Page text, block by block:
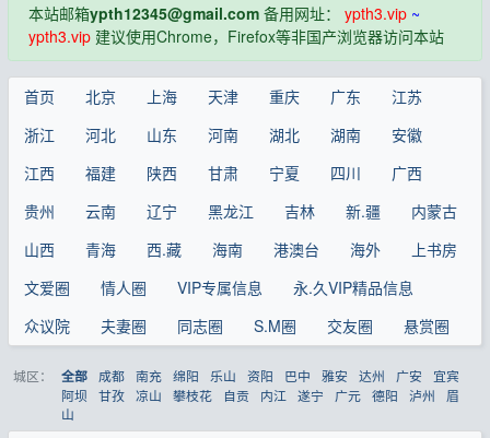
本站邮箱ypth12345@gmail.com备用网址： ypth3.vip~
ypth3.vip建议使用Chrome，Firefox等非国产浏览器访问本站
首页 北京 上海 天津 重庆 广东
江苏
浙江
河北 山东 河南 湖北 湖南
安徽
江西
福建 陕西 甘肃 宁夏 四川
广西
贵州
云南 辽宁 黑龙江 吉林 新.疆
内蒙古
山西
青海 西.藏 海南 港澳台 海外
上书房
文爱圈
情人圈 VIP专属信息
永.久VIP精品信息
众议院
夫妻圈 同志圈 S.M圈 交友圈 悬赏圈
城区： 全部 成都 南充 绵阳 乐山 资阳 巴中 雅安 达州 广安
宜宾
阿坝
甘孜 凉山 攀枝花 自贡 内江 遂宁 广元 德阳 泸州
眉
山